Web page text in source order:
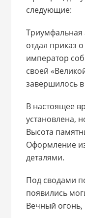
следующие:
отдал приказ о
император
своей
завершилось в
В настоящее
установлена,
Высота
Оформление
деталями.
Под сводами
появились
Вечный